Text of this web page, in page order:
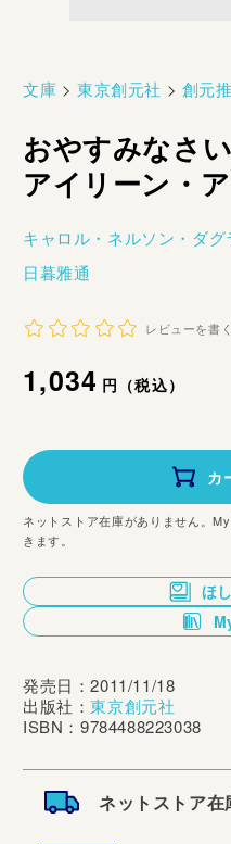
文庫 >東京創元社 > 創元
おやすみなさ
アイリーン・
キャロル・ネルソン・ダグ
日暮雅通
レビューを書く
通
価
格
1,034円（税込）
カ
ネットストア在庫がありません。
きます。
ほ
発売日：2011/11/18
出版社：東京創元社
ISBN：9784488223038
ネットストア在